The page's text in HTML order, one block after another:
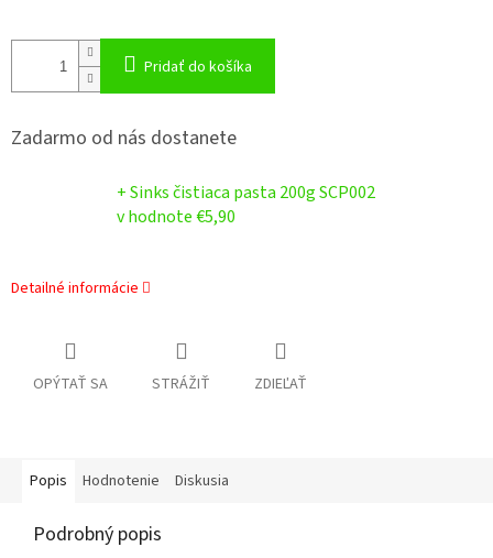
Pridať do košíka
Zadarmo od nás dostanete
+ Sinks čistiaca pasta 200g SCP002
v hodnote €5,90
Detailné informácie
OPÝTAŤ SA STRÁŽIŤ ZDIEĽAŤ
Popis Hodnotenie Diskusia
Podrobný popis